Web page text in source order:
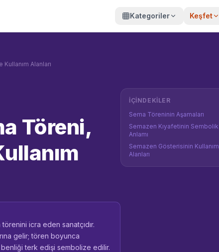
Kategoriler Keşfet
Alanları
Töreni,
icra eden sanatçıdır.
gelir; tören boyunca
terk edişi sembolize edilir.
İÇINDEKILER
Sema Töreninin Aşamaları
Semazen Kıyafetinin Sembolik
Anlamı
Semazen Gösterisinin Kullanım
Alanları